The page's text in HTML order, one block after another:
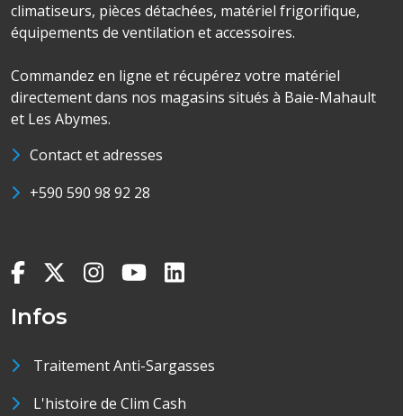
climatiseurs, pièces détachées, matériel frigorifique,
équipements de ventilation et accessoires.
Commandez en ligne et récupérez votre matériel
directement dans nos magasins situés à Baie-Mahault
et Les Abymes.
Contact et adresses
+590 590 98 92 28
Infos
Traitement Anti-Sargasses
L'histoire de Clim Cash